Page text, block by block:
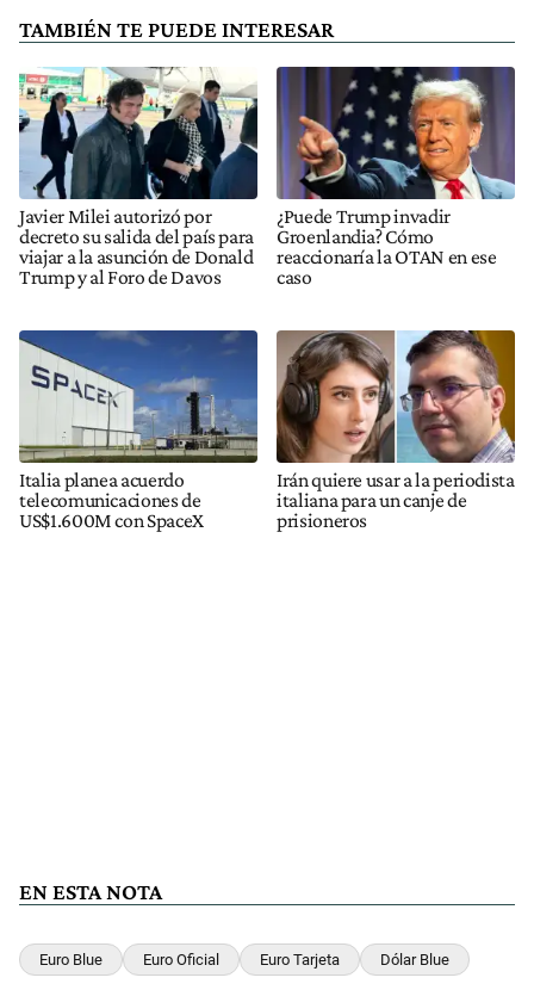
TAMBIÉN TE PUEDE INTERESAR
Javier Milei autorizó por
decreto su salida del país para
viajar a la asunción de Donald
Trump y al Foro de Davos
¿Puede Trump invadir
Groenlandia? Cómo
reaccionaría la OTAN en ese
caso
Italia planea acuerdo
telecomunicaciones de
US$1.600M con SpaceX
Irán quiere usar a la periodista
italiana para un canje de
prisioneros
EN ESTA NOTA
Euro Blue Euro Oficial Euro Tarjeta Dólar Blue